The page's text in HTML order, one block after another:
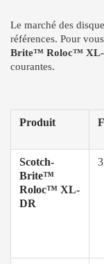
Le marché des
références. Pour
Brite™ Roloc™ XL-
courantes.
Produit
Scotch-
Brite™
Roloc™ XL-
DR